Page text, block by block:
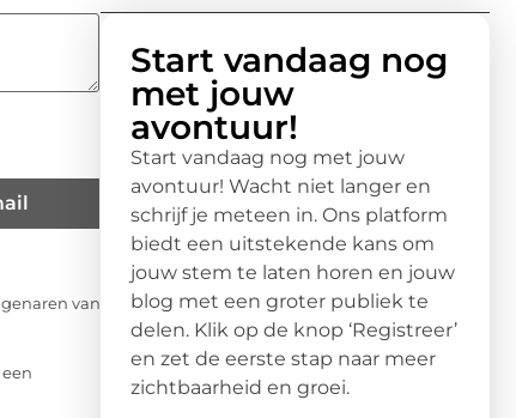
van
Start vandaag nog
met jouw
avontuur!
Start vandaag nog met jouw
avontuur! Wacht niet langer en
schrijf je meteen in. Ons platform
biedt een uitstekende kans om
jouw stem te laten horen en jouw
blog met een groter publiek te
delen. Klik op de knop ‘Registreer’
en zet de eerste stap naar meer
zichtbaarheid en groei.